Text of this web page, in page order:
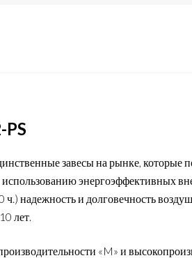
PS
завесы на рынке, которые
энергоэффективных
надежность и долговечность
лет.
«M» и